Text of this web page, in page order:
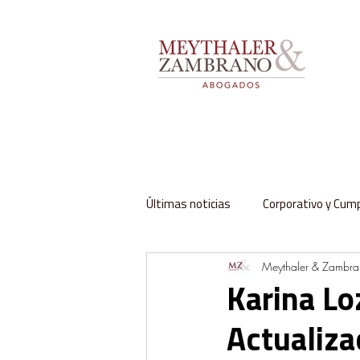
Últimas noticias Corporativo y
Impuestos y Aduanas
Regulación y Sector Público
Karina
Meythaler &